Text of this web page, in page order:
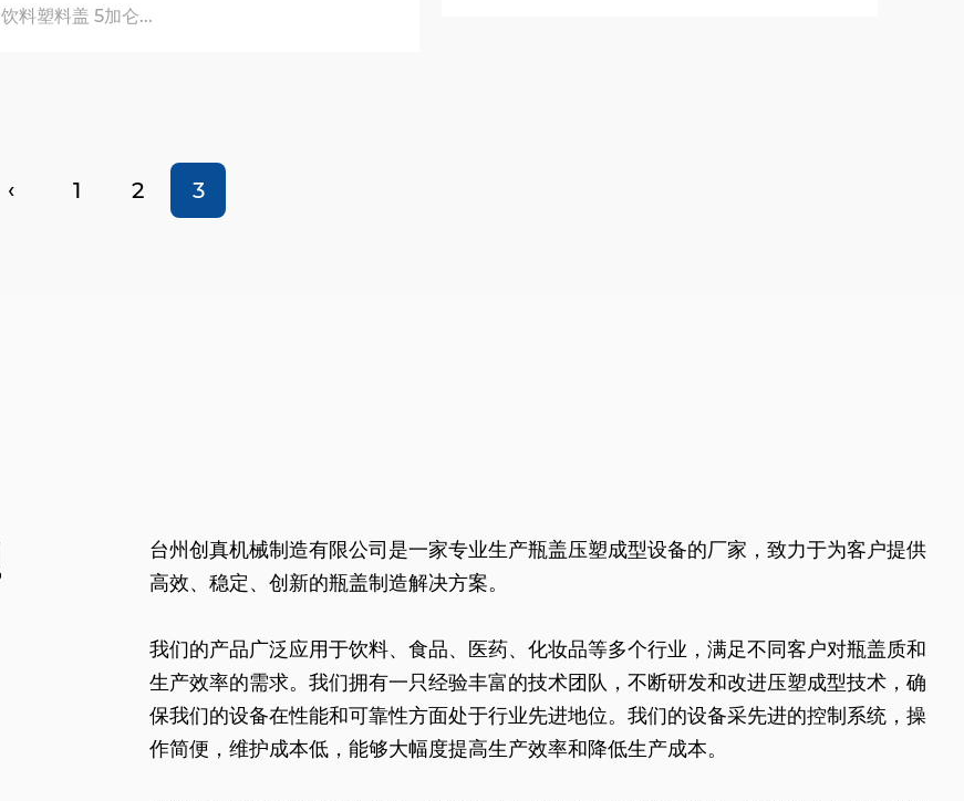
饮料塑料盖 5加仑...
‹ 1 2 3
台州创真机械制造有限公司是一家专业生产瓶盖压塑成型设备的厂家，致力于为客户提供
高效、稳定、创新的瓶盖制造解决方案。
我们的产品广泛应用于饮料、食品、医药、化妆品等多个行业，满足不同客户对瓶盖质和
生产效率的需求。我们拥有一只经验丰富的技术团队，不断研发和改进压塑成型技术，确
保我们的设备在性能和可靠性方面处于行业先进地位。我们的设备采先进的控制系统，操
作简便，维护成本低，能够大幅度提高生产效率和降低生产成本。